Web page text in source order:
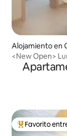
Alojamiento en
<New Open>
de Geondae
dong #Jongno
Favorito entre
Favorito